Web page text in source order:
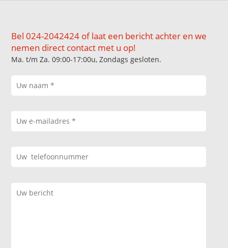
Bel 024-2042424 of laat een bericht achter en we
nemen direct contact met u op!
Ma. t/m Za. 09:00-17:00u, Zondags gesloten.